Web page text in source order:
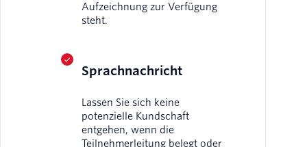
Aufzeichnung zur Verfügung
steht.
Sprachnachricht
Lassen Sie sich keine
potenzielle Kundschaft
entgehen, wenn die
Teilnehmerleitung belegt oder